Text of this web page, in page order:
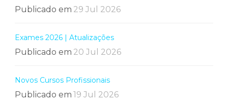
Publicado em 29 Jul 2026
Exames 2026 | Atualizações
Publicado em 20 Jul 2026
Novos Cursos Profissionais
Publicado em 19 Jul 2026